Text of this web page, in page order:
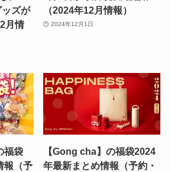
ズが
月情
（2024年12月情報）
2024年12月1日
福袋
報（予
【Gong cha】の福袋2024
年最新まとめ情報（予約・